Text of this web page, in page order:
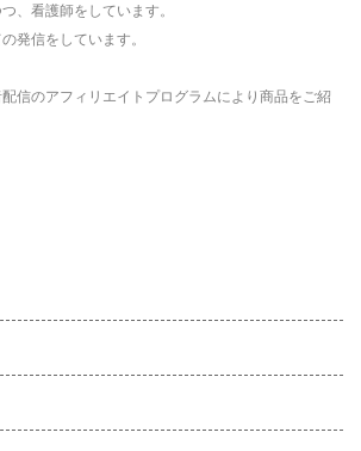
、看護師をしています。
発信をしています。
信のアフィリエイトプログラムにより商品をご紹